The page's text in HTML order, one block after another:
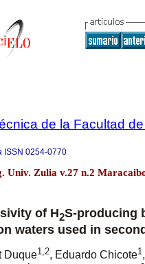
de la Facultad
ISSN 0254-0770
Univ. Zulia v.27 n.2
of H2S-producing
waters used in
Duque1,2, Eduardo Chicote1